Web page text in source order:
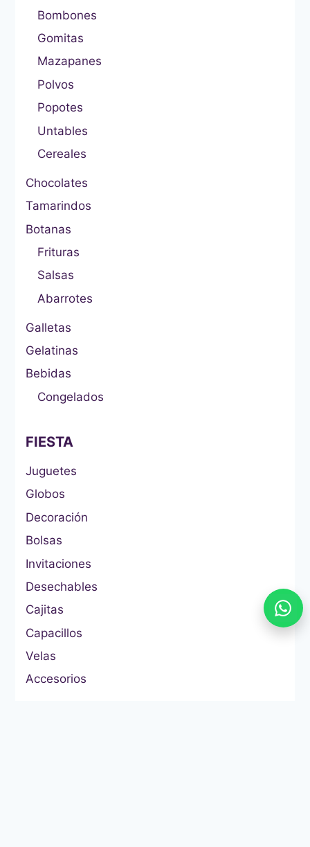
Bombones
Gomitas
Mazapanes
Polvos
Popotes
Untables
Cereales
Chocolates
Tamarindos
Botanas
Frituras
Salsas
Abarrotes
Galletas
Gelatinas
Bebidas
Congelados
FIESTA
Juguetes
Globos
Decoración
Bolsas
Invitaciones
Desechables
Cajitas
Capacillos
Velas
Accesorios